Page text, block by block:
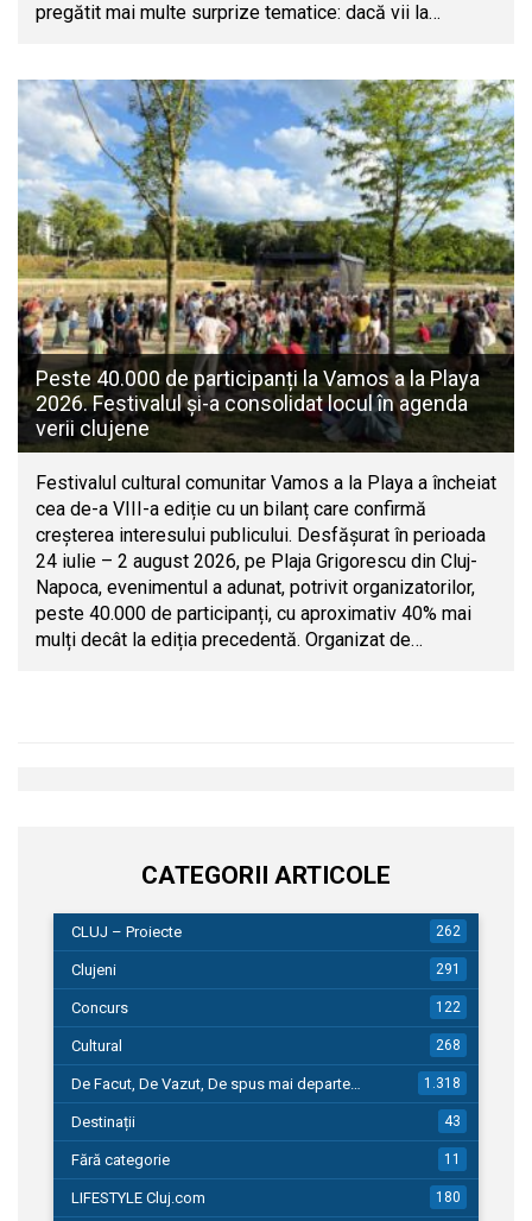
pregătit mai multe surprize tematice: dacă vii la…
Peste 40.000 de participanți la Vamos a la Playa
2026. Festivalul și-a consolidat locul în agenda
verii clujene
Festivalul cultural comunitar Vamos a la Playa a încheiat
cea de-a VIII-a ediție cu un bilanț care confirmă
creșterea interesului publicului. Desfășurat în perioada
24 iulie – 2 august 2026, pe Plaja Grigorescu din Cluj-
Napoca, evenimentul a adunat, potrivit organizatorilor,
peste 40.000 de participanți, cu aproximativ 40% mai
mulți decât la ediția precedentă. Organizat de…
CATEGORII ARTICOLE
CLUJ – Proiecte 262
Clujeni 291
Concurs 122
Cultural 268
De Facut, De Vazut, De spus mai departe… 1.318
Destinații 43
Fără categorie 11
LIFESTYLE Cluj.com 180